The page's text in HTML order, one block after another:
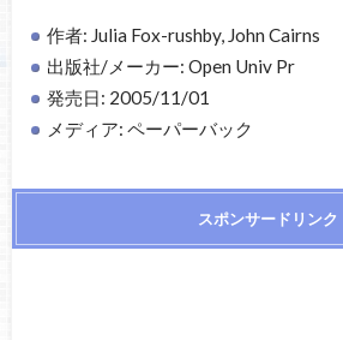
作者: Julia Fox-rushby, John Cairns
出版社/メーカー: Open Univ Pr
発売日: 2005/11/01
メディア: ペーパーバック
スポンサードリンク